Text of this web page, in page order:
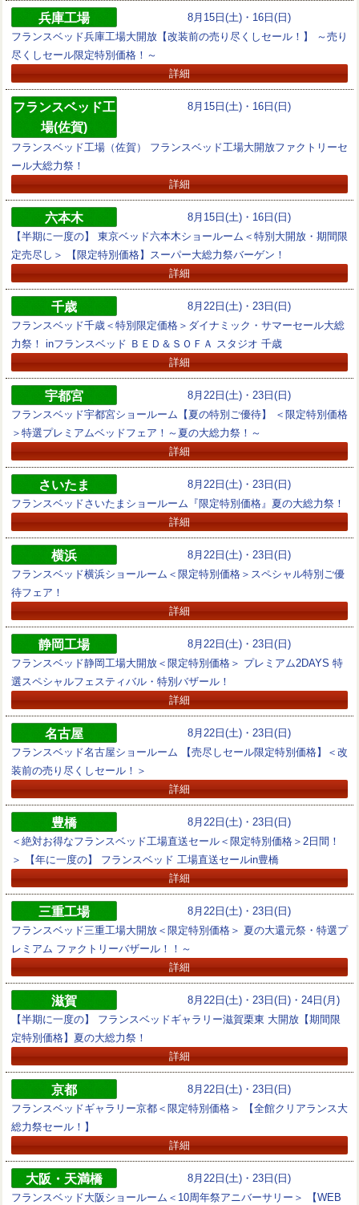
8月15日(土)・16日(日)
兵庫工場
フランスベッド兵庫工場大開放【改装前の売り尽くしセール！】 ～売り
尽くしセール限定特別価格！～
詳細
8月15日(土)・16日(日)
フランスベッド工
場(佐賀)
フランスベッド工場（佐賀） フランスベッド工場大開放ファクトリーセ
ール大総力祭！
詳細
8月15日(土)・16日(日)
六本木
【半期に一度の】 東京ベッド六本木ショールーム＜特別大開放・期間限
定売尽し＞ 【限定特別価格】スーパー大総力祭バーゲン！
詳細
8月22日(土)・23日(日)
千歳
フランスベッド千歳＜特別限定価格＞ダイナミック・サマーセール大総
力祭！ inフランスベッド ＢＥＤ＆ＳＯＦＡ スタジオ 千歳
詳細
8月22日(土)・23日(日)
宇都宮
フランスベッド宇都宮ショールーム【夏の特別ご優待】 ＜限定特別価格
＞特選プレミアムベッドフェア！～夏の大総力祭！～
詳細
8月22日(土)・23日(日)
さいたま
フランスベッドさいたまショールーム『限定特別価格』夏の大総力祭！
詳細
8月22日(土)・23日(日)
横浜
フランスベッド横浜ショールーム＜限定特別価格＞スペシャル特別ご優
待フェア！
詳細
8月22日(土)・23日(日)
静岡工場
フランスベッド静岡工場大開放＜限定特別価格＞ プレミアム2DAYS 特
選スペシャルフェスティバル・特別バザール！
詳細
8月22日(土)・23日(日)
名古屋
フランスベッド名古屋ショールーム 【売尽しセール限定特別価格】＜改
装前の売り尽くしセール！＞
詳細
8月22日(土)・23日(日)
豊橋
＜絶対お得なフランスベッド工場直送セール＜限定特別価格＞2日間！
＞ 【年に一度の】 フランスベッド 工場直送セールin豊橋
詳細
8月22日(土)・23日(日)
三重工場
フランスベッド三重工場大開放＜限定特別価格＞ 夏の大還元祭・特選プ
レミアム ファクトリーバザール！！～
詳細
8月22日(土)・23日(日)・24日(月)
滋賀
【半期に一度の】 フランスベッドギャラリー滋賀栗東 大開放【期間限
定特別価格】夏の大総力祭！
詳細
8月22日(土)・23日(日)
京都
フランスベッドギャラリー京都＜限定特別価格＞ 【全館クリアランス大
総力祭セール！】
詳細
8月22日(土)・23日(日)
大阪・天満橋
フランスベッド大阪ショールーム＜10周年祭アニバーサリー＞ 【WEB